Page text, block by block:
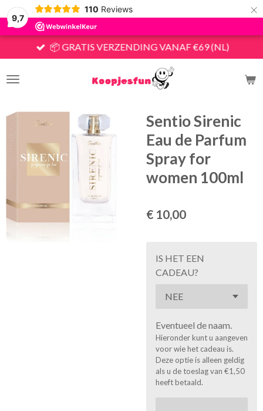
9,7
110 Reviews ×
📦 GRATIS VERZENDING VANAF €69 (NL)
Sentio Sirenic
Eau de Parfum
Spray for
women 100ml
€ 10,00
IS HET EEN
CADEAU?
Eventueel de naam.
Hieronder kunt u aangeven
voor wie het cadeau is.
Deze optie is alleen geldig
als u de toeslag van €1,50
heeft betaald.